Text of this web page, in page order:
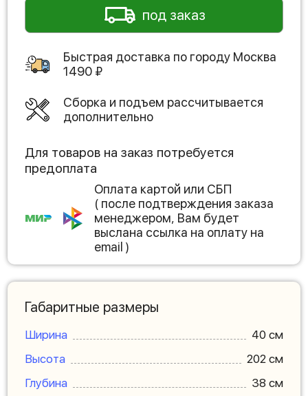
под заказ
Быстрая доставка по городу Москва
1490 ₽
Сборка и подъем рассчитывается
дополнительно
Для товаров на заказ потребуется
предоплата
Оплата картой или СБП
( после подтверждения заказа
менеджером, Вам будет
выслана ссылка на оплату на
email )
Габаритные размеры
Ширина
40 см
Высота
202 см
Глубина
38 см